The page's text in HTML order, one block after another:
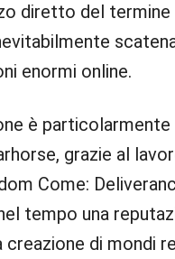
diretto del termine
enormi online.
è
grazie al
Come:
tempo una
di mondi